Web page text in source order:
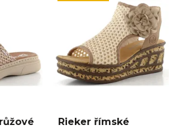
Rieker římské